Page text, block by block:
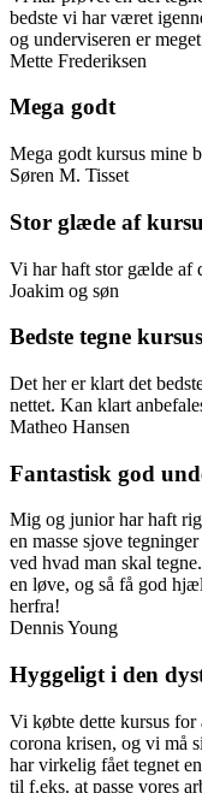
bedste vi har været
og underviseren er
Mette Frederiksen
Mega godt
Mega godt kursus mine
Søren M. Tisset
Stor glæde af
Vi har haft stor gælde af
Joakim og søn
Bedste tegne
Det her er klart det
nettet. Kan klart
Matheo Hansen
Fantastisk god
Mig og junior har haft
en masse sjove
ved hvad man skal
en løve, og så få god
herfra!
Dennis Young
Hyggeligt i den
Vi købte dette kursus for
corona krisen, og vi må
har virkelig fået tegnet
til f.eks. at passe vores